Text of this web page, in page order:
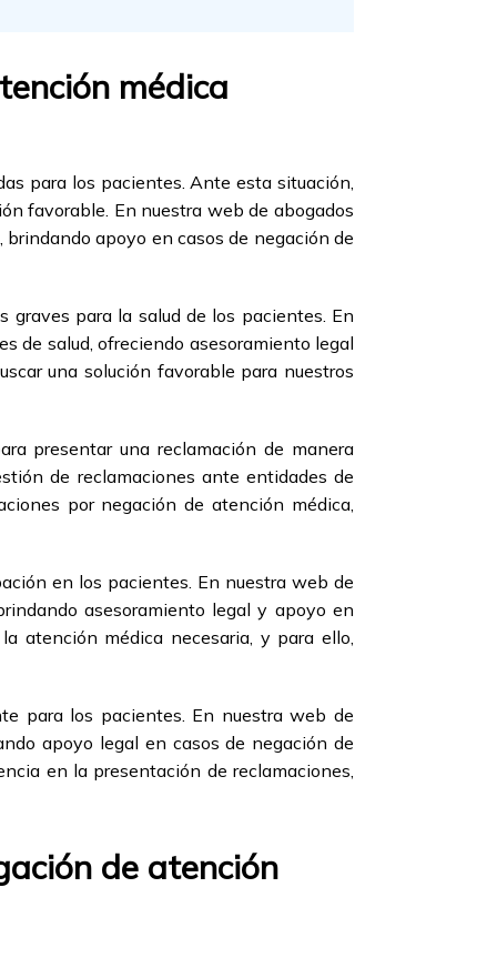
médica
para los pacientes. Ante esta situación,
favorable. En nuestra web de abogados
apoyo en casos de negación de
graves para la salud de los pacientes. En
de salud, ofreciendo asesoramiento legal
una solución favorable para nuestros
presentar una reclamación de manera
de reclamaciones ante entidades de
por negación de atención médica,
en los pacientes. En nuestra web de
asesoramiento legal y apoyo en
atención médica necesaria, y para ello,
para los pacientes. En nuestra web de
apoyo legal en casos de negación de
en la presentación de reclamaciones,
de atención